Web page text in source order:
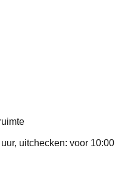
uitchecken: voor 10:00